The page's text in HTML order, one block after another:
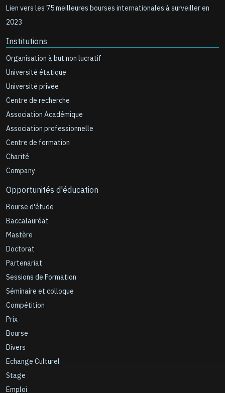
Lien vers les 75 meilleures bourses internationales à surveiller en
2023
Institutions
Organisation à but non lucratif
Université étatique
Université privée
Centre de recherche
Association Académique
Association professionnelle
Centre de formation
Charité
Company
Opportunités d'éducation
Bourse d'étude
Baccalauréat
Mastère
Doctorat
Partenariat
Sessions de Formation
Séminaire et colloque
Compétition
Prix
Bourse
Divers
Echange Culturel
Stage
Emploi